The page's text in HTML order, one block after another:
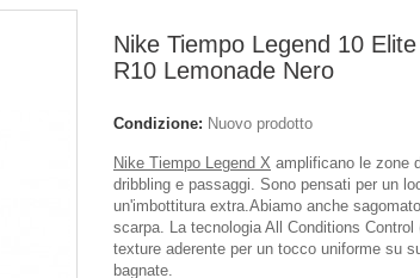
Nike Tiempo Legend 10
R10 Lemonade Nero
Condizione: Nuovo prodotto
Nike Tiempo Legend X amplificano le zone
dribbling e passaggi. Sono pensati per un
un'imbottitura extra.Abiamo anche
scarpa. La tecnologia All Conditions Control
texture aderente per un tocco uniforme su
bagnate.